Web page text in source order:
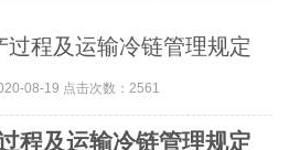
过程及运输冷链管理规定
08-19 点击次数：2561
程及运输冷链管理规定